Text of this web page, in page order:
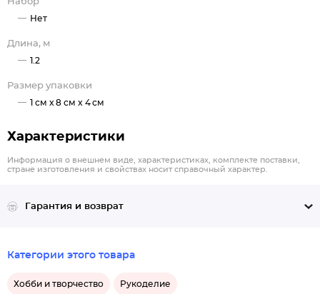
Нет
Длина, м
1.2
Размер упаковки
1 см x 8 см x 4 см
Характеристики
Информация о внешнем виде, характеристиках, комплекте поставки,
стране изготовления и свойствах носит справочный характер.
Гарантия и возврат
Категории этого товара
Хобби и творчество Рукоделие